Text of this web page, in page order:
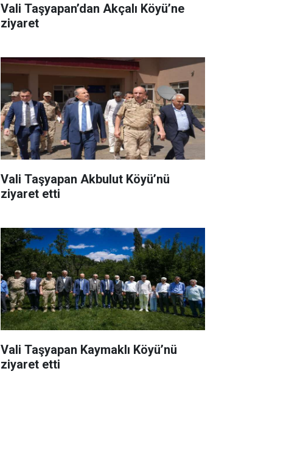
Vali Taşyapan’dan Akçalı Köyü’ne
ziyaret
Vali Taşyapan Akbulut Köyü’nü
ziyaret etti
Vali Taşyapan Kaymaklı Köyü’nü
ziyaret etti